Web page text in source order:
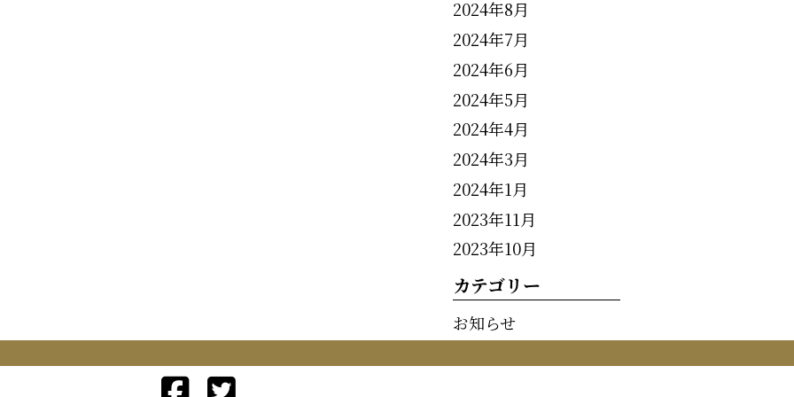
2024年8月
2024年7月
2024年6月
2024年5月
2024年4月
2024年3月
2024年1月
2023年11月
2023年10月
カテゴリー
お知らせ